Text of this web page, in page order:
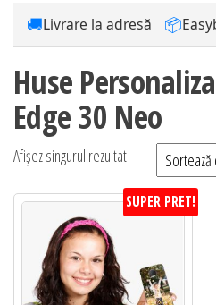
🚚Livrare la adresă 📦
Huse
Edge 30 Neo
Afișez singurul rezultat
SUPER PRET!